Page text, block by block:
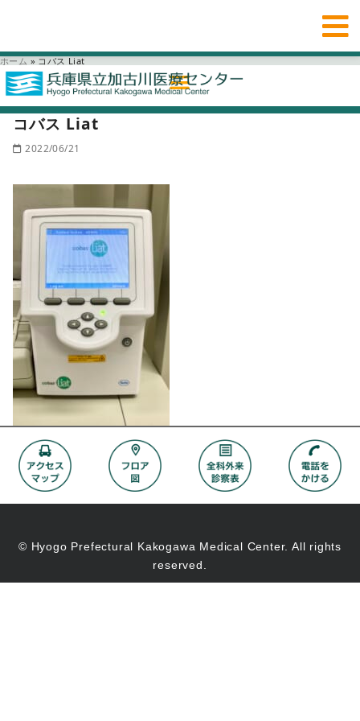
ホーム » コバス Liat
コバス Liat
2022/06/21
© Hyogo Prefectural Kakogawa Medical Center. All rights
reserved.